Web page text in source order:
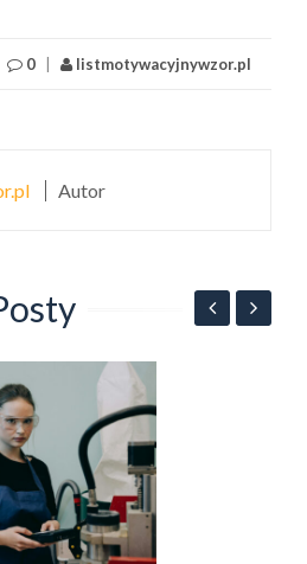
0 listmotywacyjnywzor.pl
Autor